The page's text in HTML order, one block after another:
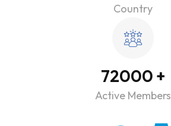
Country
100000+
Active Members